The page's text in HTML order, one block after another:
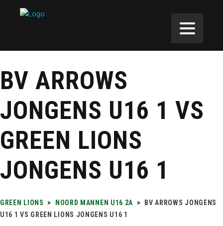
BV ARROWS
JONGENS U16 1 VS
GREEN LIONS
JONGENS U16 1
GREEN LIONS > NOORD MANNEN U16 2A >
BV ARROWS JONGENS
U16 1 VS GREEN LIONS JONGENS U16 1